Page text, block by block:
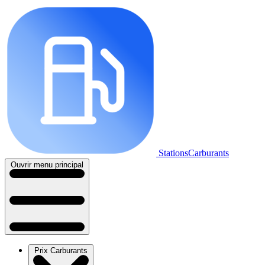
StationsCarburants
Ouvrir menu principal
Prix Carburants